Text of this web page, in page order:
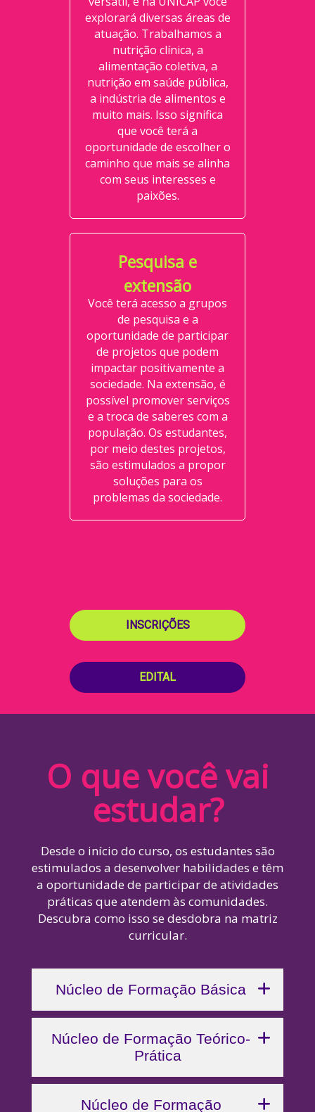
explorará diversas áreas de
atuação. Trabalhamos a
nutrição clínica, a
alimentação coletiva, a
nutrição em saúde pública,
a indústria de alimentos e
muito mais. Isso significa
que você terá a
oportunidade de escolher o
caminho que mais se alinha
com seus interesses e
paixões.
Pesquisa e
extensão
Você terá acesso a grupos
de pesquisa e a
oportunidade de participar
de projetos que podem
impactar positivamente a
sociedade. Na extensão, é
possível promover serviços
e a troca de saberes com a
população. Os estudantes,
por meio destes projetos,
são estimulados a propor
soluções para os
problemas da sociedade.
INSCRIÇÕES
EDITAL
O que você vai
estudar?
Desde o início do curso, os estudantes são
estimulados a desenvolver habilidades e têm
a oportunidade de participar de atividades
práticas que atendem às comunidades.
Descubra como isso se desdobra na matriz
curricular.
Núcleo de Formação Básica
Núcleo de Formação Teórico-
Prática
Núcleo de Formação